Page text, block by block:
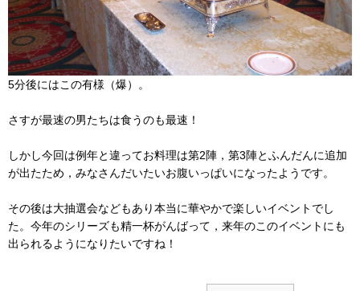
5分後にはこの有様（爆）。
さすが最速の男たちは食うのも最速！
しかし今回は例年と違ってお料理は第2陣，第3陣とふんだんに追加
が出たため，みなさんだいたいお腹いっぱいになったようです。
その後は大抽選会などもあり本当に華やかで楽しいイベントでし
た。今年のシリーズも精一杯がんばって，来年のこのイベントにも
出られるようになりたいですね！